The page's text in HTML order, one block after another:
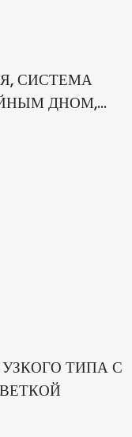
СИСТЕМА
ДНОМ,
УЗКОГО ТИПА С